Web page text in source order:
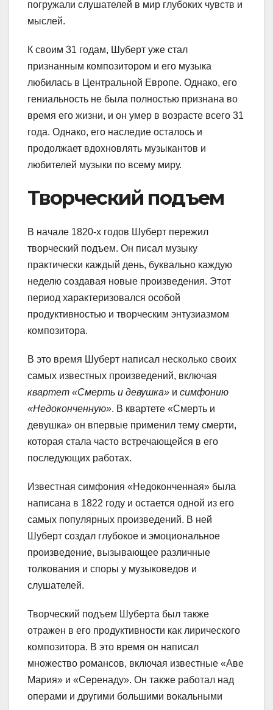
погружали слушателей в мир глубоких чувств и
мыслей.
К своим 31 годам, Шуберт уже стал
признанным композитором и его музыка
любилась в Центральной Европе. Однако, его
гениальность не была полностью признана во
время его жизни, и он умер в возрасте всего 31
года. Однако, его наследие осталось и
продолжает вдохновлять музыкантов и
любителей музыки по всему миру.
Творческий подъем
В начале 1820-х годов Шуберт пережил
творческий подъем. Он писал музыку
практически каждый день, буквально каждую
неделю создавая новые произведения. Этот
период характеризовался особой
продуктивностью и творческим энтузиазмом
композитора.
В это время Шуберт написал несколько своих
самых известных произведений, включая
квартет «Смерть и девушка» и симфонию
«Недоконченную». В квартете «Смерть и
девушка» он впервые применил тему смерти,
которая стала часто встречающейся в его
последующих работах.
Известная симфония «Недоконченная» была
написана в 1822 году и остается одной из его
самых популярных произведений. В ней
Шуберт создал глубокое и эмоциональное
произведение, вызывающее различные
толкования и споры у музыковедов и
слушателей.
Творческий подъем Шуберта был также
отражен в его продуктивности как лирического
композитора. В это время он написал
множество романсов, включая известные «Аве
Мария» и «Серенаду». Он также работал над
операми и другими большими вокальными